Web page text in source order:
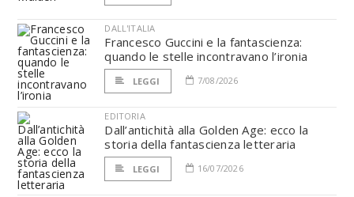
DALL'ITALIA
Francesco Guccini e la fantascienza:
quando le stelle incontravano l’ironia
LEGGI 7/08/2026
EDITORIA
Dall’antichità alla Golden Age: ecco la
storia della fantascienza letteraria
LEGGI 16/07/2026